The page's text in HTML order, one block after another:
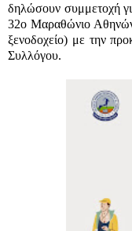
δηλώσουν συμμετοχή
32ο Μαραθώνιο
ξενοδοχείο) με την
Συλλόγου.